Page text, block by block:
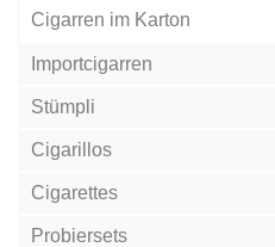
Cigarren im Karton
Importcigarren
Stümpli
Cigarillos
Cigarettes
Probiersets